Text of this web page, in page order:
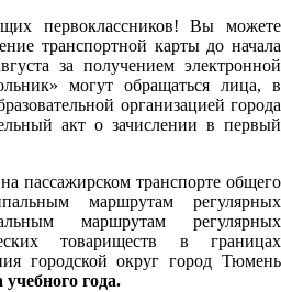
первоклассников! Вы можете
транспортной карты до начала
за получением электронной
могут обращаться лица, в
организацией города
акт о зачислении в первый
пассажирском транспорте общего
маршрутам регулярных
маршрутам регулярных
товариществ в границах
городской округ город Тюмень
учебного года.